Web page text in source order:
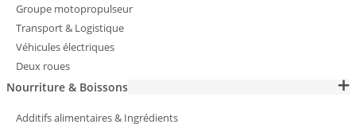
Groupe motopropulseur
Transport & Logistique
Véhicules électriques
Deux roues
Nourriture & Boissons
Additifs alimentaires & Ingrédients